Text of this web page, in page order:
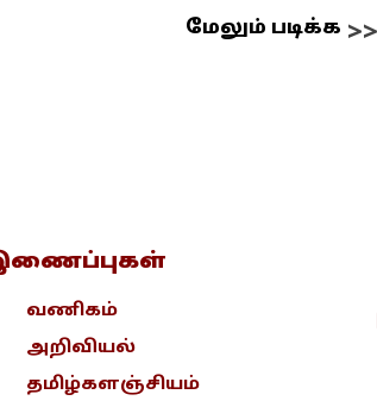
மேலும் படிக்க
வணிகம்
அறிவியல்
தமிழ்களஞ்சியம்